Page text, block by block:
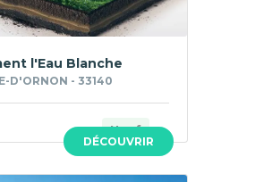
DÉCOUVRIR
l'Eau Blanche
D'ORNON - 33140
Neuf